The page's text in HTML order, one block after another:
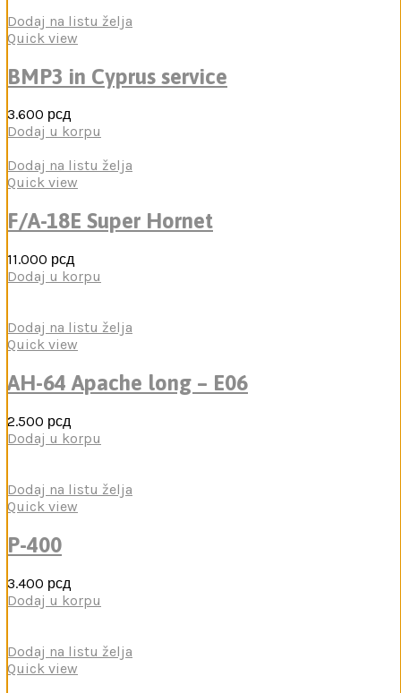
Dodaj na listu želja
Quick view
BMP3 in Cyprus service
3.600 рсд
Dodaj u korpu
Dodaj na listu želja
Quick view
F/A-18E Super Hornet
11.000 рсд
Dodaj u korpu
Dodaj na listu želja
Quick view
AH-64 Apache long – E06
2.500 рсд
Dodaj u korpu
Dodaj na listu želja
Quick view
P-400
3.400 рсд
Dodaj u korpu
Dodaj na listu želja
Quick view